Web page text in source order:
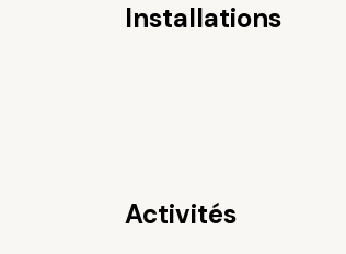
Installations
Activités